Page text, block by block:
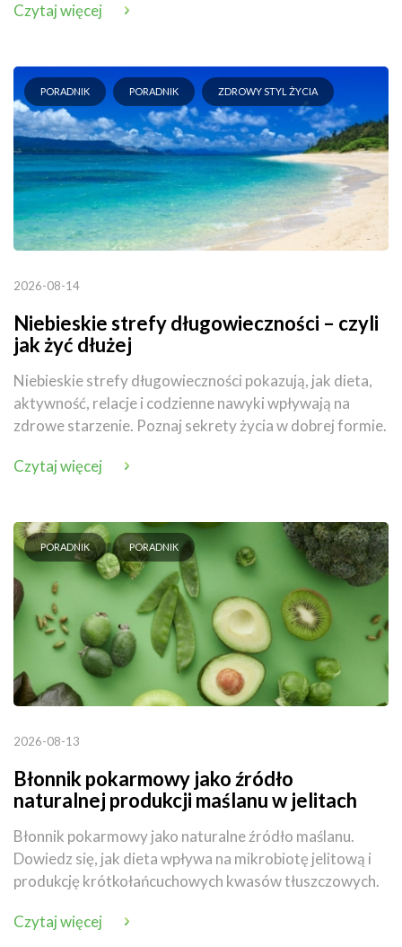
Czytaj więcej
PORADNIK PORADNIK ZDROWY STYL ŻYCIA
2026-08-14
Niebieskie strefy długowieczności – czyli
jak żyć dłużej
Niebieskie strefy długowieczności pokazują, jak dieta,
aktywność, relacje i codzienne nawyki wpływają na
zdrowe starzenie. Poznaj sekrety życia w dobrej formie.
Czytaj więcej
PORADNIK PORADNIK
2026-08-13
Błonnik pokarmowy jako źródło
naturalnej produkcji maślanu w jelitach
Błonnik pokarmowy jako naturalne źródło maślanu.
Dowiedz się, jak dieta wpływa na mikrobiotę jelitową i
produkcję krótkołańcuchowych kwasów tłuszczowych.
Czytaj więcej